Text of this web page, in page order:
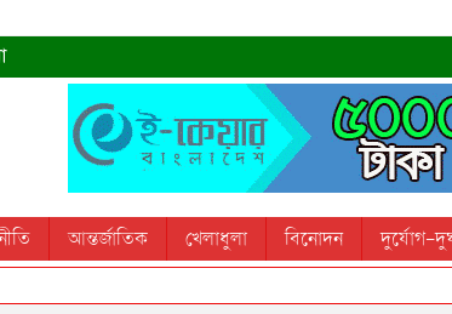
করবে: ভূমিমন্ত্রী
আন্তর্জাতিক খেলাধুলা বিনোদন দুর্যোগ-